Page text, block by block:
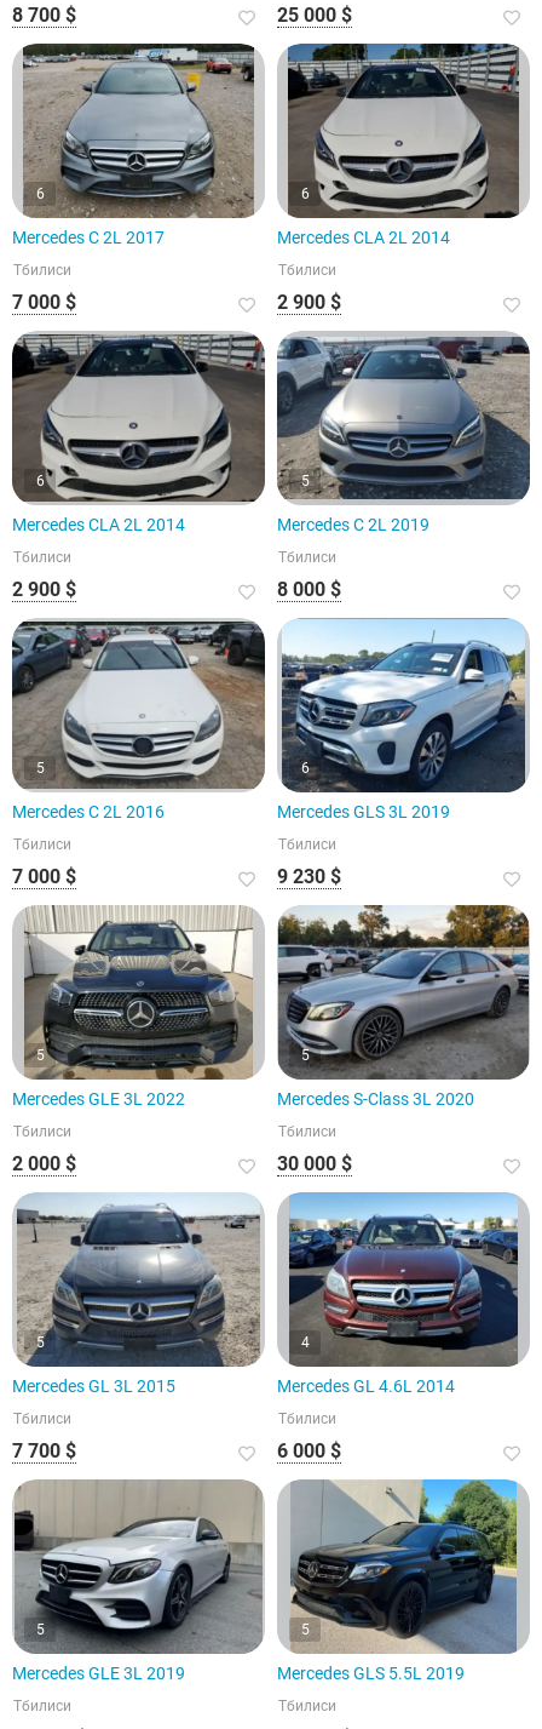
8 700 $ 25 000 $
6
Mercedes C 2L 2017
Тбилиси
7 000 $
6
Mercedes CLA 2L 2014
Тбилиси
2 900 $
6
Mercedes CLA 2L 2014
Тбилиси
2 900 $
5
Mercedes C 2L 2019
Тбилиси
8 000 $
5
Mercedes C 2L 2016
Тбилиси
7 000 $
6
Mercedes GLS 3L 2019
Тбилиси
9 230 $
5
Mercedes GLE 3L 2022
Тбилиси
2 000 $
5
Mercedes S-Class 3L 2020
Тбилиси
30 000 $
5
Mercedes GL 3L 2015
Тбилиси
7 700 $
4
Mercedes GL 4.6L 2014
Тбилиси
6 000 $
5
Mercedes GLE 3L 2019
Тбилиси
5
Mercedes GLS 5.5L 2019
Тбилиси